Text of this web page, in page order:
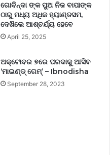
ଗୋବିନ୍ଦା ଙ୍କ ପୁଅ ନିଜ ବାପାଙ୍କ
ଠାରୁ ମଧ୍ୟ ଅଧିକ ହ୍ୟାଣ୍ଡସମ,
ଦେଖିଲେ ଆଶ୍ଚର୍ଯ୍ୟ ହେବେ
April 25, 2025
ଅକ୍‌ଟୋବର ୭ରେ ପରଦାକୁ ଆସିବ
‘ମାଇଣ୍ଡ୍ ଗେମ୍’ – Ibnodisha
September 28, 2023